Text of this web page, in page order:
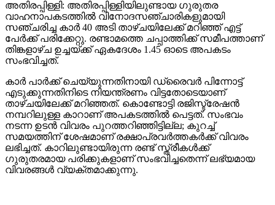
അതിരപ്പിള്ളി: അതിരപ്പിള്ളിയിലുണ്ടായ ഗുരുതര
വാഹനാപകടത്തില്‍ വിനോദസഞ്ചാരികളുമായി
സഞ്ചരിച്ച കാര്‍ 40 അടി താഴ്ചയിലേക്ക് മറിഞ്ഞ് എട്ട്
പേര്‍ക്ക് പരിക്കേറ്റു. രണ്ടാമത്തെ ചപ്പാത്തിക്ക് സമീപത്താണ്
തിങ്കളാഴ്ച ഉച്ചയ്ക്ക് ഏകദേശം 1.45 ഓടെ അപകടം
സംഭവിച്ചത്.
കാര്‍ പാര്‍ക്ക് ചെയ്യുന്നതിനായി ഡ്രൈവര്‍ പിന്നോട്ട്
എടുക്കുന്നതിനിടെ നിയന്ത്രണം വിട്ടതോടെയാണ്
താഴ്ചയിലേക്ക് മറിഞ്ഞത്. കൊണ്ടോട്ടി രജിസ്ട്രേഷന്‍
നമ്പറിലുള്ള കാറാണ് അപകടത്തില്‍ പെട്ടത്. സംഭവം
നടന്ന ഉടന്‍ വിവരം പുറത്തറിഞ്ഞിട്ടില്ല; കുറച്ച്
സമയത്തിന് ശേഷമാണ് രക്ഷാപ്രവര്‍ത്തകര്‍ക്ക് വിവരം
ലഭിച്ചത്. കാറിലുണ്ടായിരുന്ന രണ്ട് സ്ത്രീകള്‍ക്ക്
ഗുരുതരമായ പരിക്കുകളാണ് സംഭവിച്ചതെന്ന് ലഭ്യമായ
വിവരങ്ങള്‍ വ്യക്തമാക്കുന്നു.